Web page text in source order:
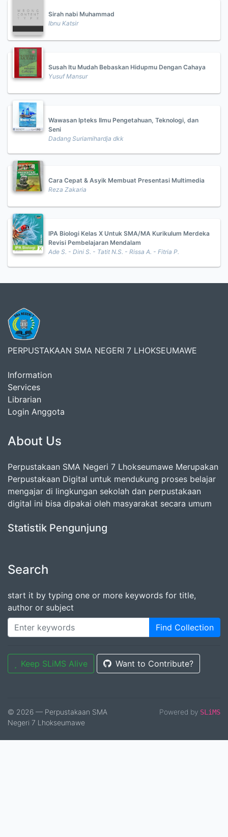
Sirah nabi Muhammad
Ibnu Katsir
Susah Itu Mudah Bebaskan Hidupmu Dengan Cahaya
Yusuf Mansur
Wawasan Ipteks Ilmu Pengetahuan, Teknologi, dan
Seni
Dadang Suriamihardja dkk
Cara Cepat & Asyik Membuat Presentasi Multimedia
Reza Zakaria
IPA Biologi Kelas X Untuk SMA/MA Kurikulum Merdeka
Revisi Pembelajaran Mendalam
Ade S. - Dini S. - Tatit N.S. - Rissa A. - Fitria P.
PERPUSTAKAAN SMA NEGERI 7 LHOKSEUMAWE
Information
Services
Librarian
Login Anggota
About Us
Perpustakaan SMA Negeri 7 Lhokseumawe Merupakan
Perpustakaan Digital untuk mendukung proses belajar
mengajar di lingkungan sekolah dan perpustakaan
digital ini bisa dipakai oleh masyarakat secara umum
Statistik Pengunjung
Search
start it by typing one or more keywords for title,
author or subject
Find Collection
Keep SLiMS Alive Want to Contribute?
© 2026 — Perpustakaan SMA
Negeri 7 Lhokseumawe
Powered by SLiMS